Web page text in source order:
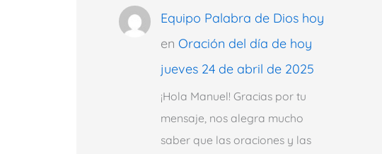
Equipo Palabra de Dios hoy
en Oración del día de hoy
jueves 24 de abril de 2025
¡Hola Manuel! Gracias por tu
mensaje, nos alegra mucho
saber que las oraciones y las